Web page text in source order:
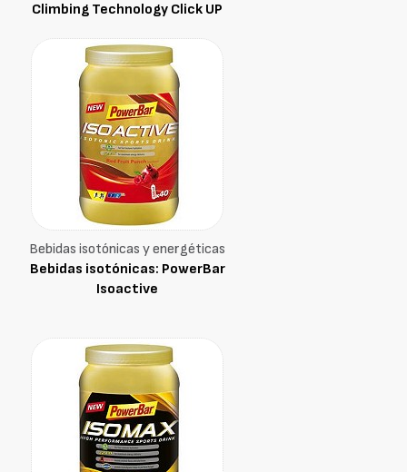
Climbing Technology Click UP
Bebidas isotónicas y energéticas
Bebidas isotónicas: PowerBar
Isoactive